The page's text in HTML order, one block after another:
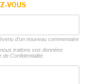
VOUS
d'un nouveau commentaire
traitons vos données
de Confidentialité.